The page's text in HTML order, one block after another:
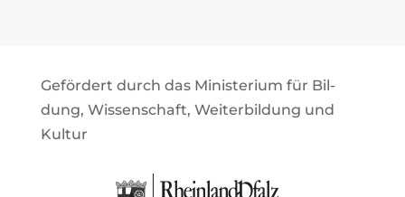
Geför­dert durch das Minis­te­rium für Bil­
dung, Wis­sen­schaft, Wei­ter­bil­dung und
Kultur